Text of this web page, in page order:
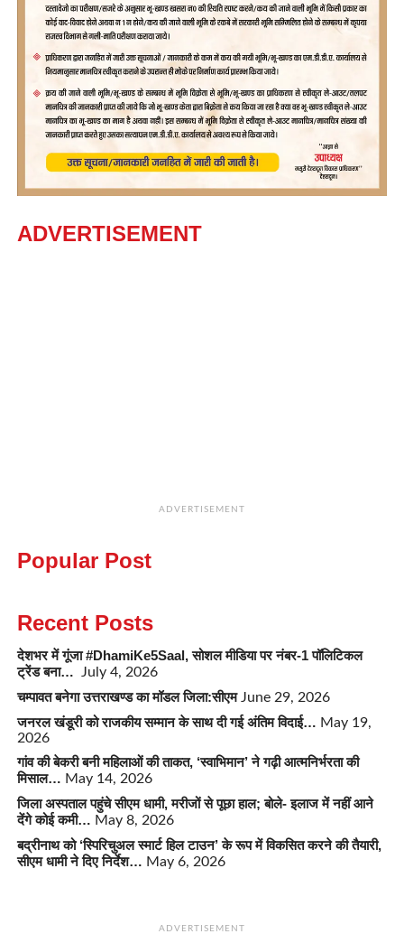
ADVERTISEMENT
ADVERTISEMENT
Popular Post
Recent Posts
देशभर में गूंजा #DhamiKe5Saal, सोशल मीडिया पर नंबर-1 पॉलिटिकल
ट्रेंड बना…
July 4, 2026
चम्पावत बनेगा उत्तराखण्ड का मॉडल जिला:सीएम June 29, 2026
जनरल खंडूरी को राजकीय सम्मान के साथ दी गई अंतिम विदाई… May 19,
2026
गांव की बेकरी बनी महिलाओं की ताकत, ‘स्वाभिमान’ ने गढ़ी आत्मनिर्भरता की
मिसाल… May 14, 2026
जिला अस्पताल पहुंचे सीएम धामी, मरीजों से पूछा हाल; बोले- इलाज में नहीं आने
देंगे कोई कमी… May 8, 2026
बद्रीनाथ को ‘स्पिरिचुअल स्मार्ट हिल टाउन’ के रूप में विकसित करने की तैयारी,
सीएम धामी ने दिए निर्देश… May 6, 2026
ADVERTISEMENT